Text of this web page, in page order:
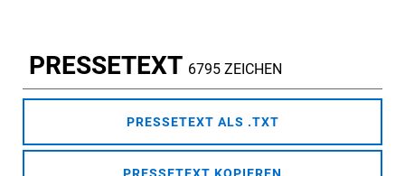
PRESSETEXT 6795 ZEICHEN
PRESSETEXT ALS .TXT